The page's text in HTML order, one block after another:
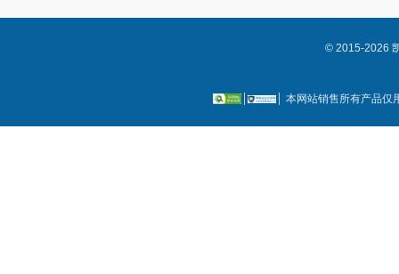
© 2015-2026
本网站销售所有产品仅